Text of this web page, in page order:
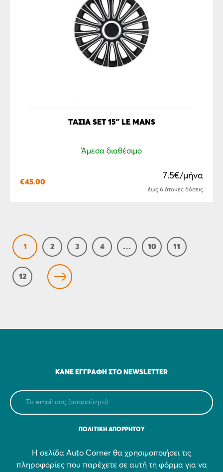
ΤΆΣΙΑ SET 15″ LE MANS
Άμεσα διαθέσιμο
€45.00
7.5€/μήνα
έως 6 άτοκες δόσεις
1 2 3 4 … 10 11
12
ΚΆΝΕ ΕΓΓΡΑΦΉ ΣΤΟ NEWSLETTER
ΠΟΛΙΤΙΚΗ ΑΠΟΡΡΗΤΟΥ
Η σελίδα Auto Corner θα χρησιμοποιήσει τις
πληροφορίες που παρέχετε σε αυτή τη φόρμα για να